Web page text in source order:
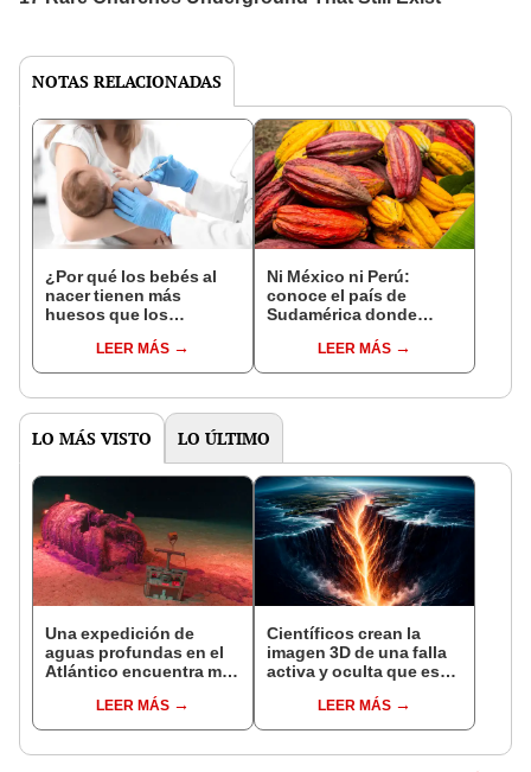
NOTAS RELACIONADAS
¿Por qué los bebés al
nacer tienen más
huesos que los
LEER MÁS
Ni México ni Perú:
conoce el país de
Sudamérica donde
estudioLEER MÁS
LO MÁS VISTO LO ÚLTIMO
Una expedición de
aguas profundas en el
Atlántico encuentra más
residuos radiactivos
con fugas
LEER MÁS
Científicos crean la
imagen 3D de una falla
activa y oculta que es
megaterremotos
LEER MÁS